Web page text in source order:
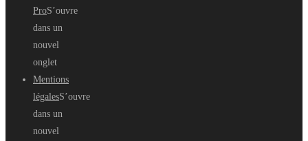
ProS’ouvre
dans un
nouvel
onglet
Mentions
légalesS’ouvre
dans un
nouvel